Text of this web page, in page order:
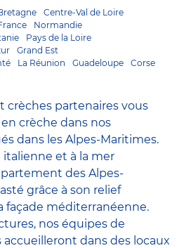
Centre-Val de Loire
Normandie
Pays de la Loire
Grand Est
La Réunion Guadeloupe Corse
crèches partenaires vous
crèche dans nos
dans les Alpes-Maritimes.
italienne et à la mer
des Alpes-
grâce à son relief
façade méditerranéenne.
nos équipes de
accueilleront dans des locaux